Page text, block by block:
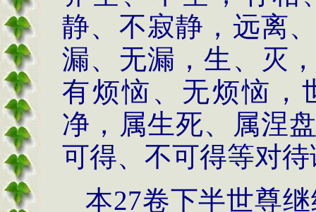
静、不寂静，远离
漏、无漏，生、灭
有烦恼、无烦恼，
净，属生死、属涅
可得、不可得等对
本27卷下半世尊